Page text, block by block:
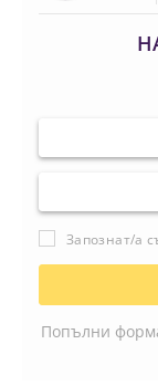
Запознат/а
Попълни